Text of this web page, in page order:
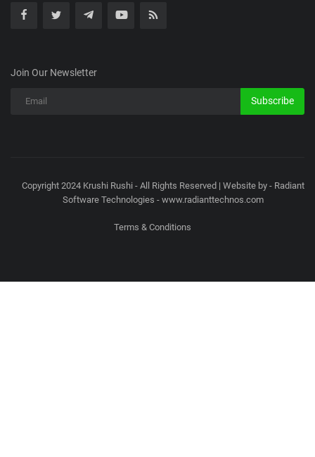
Join Our Newsletter
Subscribe
Copyright 2024 Krushi Rushi - All Rights Reserved | Website by - Radiant
Software Technologies - www.radianttechnos.com
Terms & Conditions